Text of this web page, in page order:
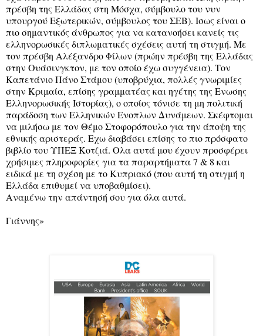
πρέσβη της Ελλάδας στη Μόσχα, σύμβουλο του νυν
υπουργού Εξωτερικών, σύμβουλος του ΣΕΒ). Ισως είναι ο
πιο σημαντικός άνθρωπος για να κατανοήσει κανείς τις
ελληνορωσικές διπλωματικές σχέσεις αυτή τη στιγμή. Με
τον πρέσβη Αλέξανδρο Φίλων (πρώην πρέσβη της Ελλάδας
στην Ουάσινγκτον, με τον οποίο έχω συγγένεια). Τον
Καπετάνιο Πάνο Στάμου (υποβρύχια, πολλές γνωριμίες
στην Κριμαία, επίσης γραμματέας και ηγέτης της Ενωσης
Ελληνορωσικής Ιστορίας), ο οποίος τόνισε τη μη πολιτική
παράδοση των Ελληνικών Ενοπλων Δυνάμεων. Σκέφτομαι
να μιλήσω με τον Θέμο Στοφορόπουλο για την άποψη της
εθνικής αριστεράς. Εχω διαβάσει επίσης το πιο πρόσφατο
βιβλίο του ΥΠΕΞ Κοτζιά. Ολα αυτά μου έχουν προσφέρει
χρήσιμες πληροφορίες για τα παραρτήματα 7 & 8 και
ειδικά με τη σχέση με το Κυπριακό (που αυτή τη στιγμή η
Ελλάδα επιθυμεί να υποβαθμίσει).
Αναμένω την απάντησή σου για όλα αυτά.
Γιάννης»